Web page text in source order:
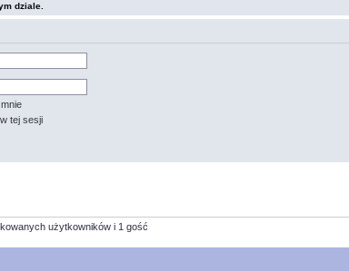
dziale.
tej sesji
użytkowników i 1 gość